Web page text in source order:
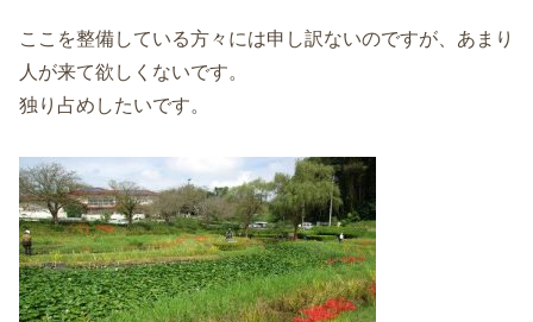
ここを整備している方々には申し訳ないのですが、あまり
人が来て欲しくないです。
独り占めしたいです。